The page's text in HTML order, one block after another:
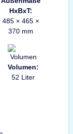
HxBxT:
485 × 465 ×
370 mm
Volumen:
52 Liter